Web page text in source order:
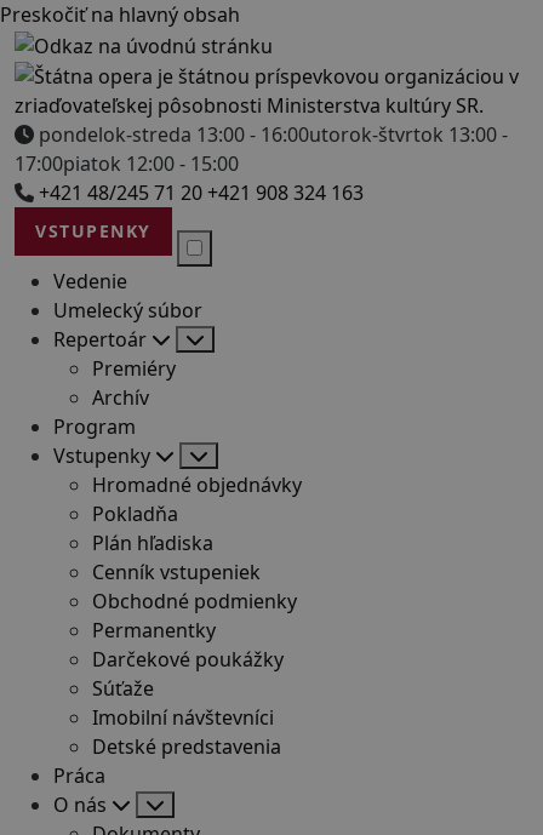
Preskočiť na hlavný obsah
pondelok-streda 13:00 - 16:00utorok-štvrtok 13:00 -
17:00piatok 12:00 - 15:00
+421 48/245 71 20+421 908 324 163
VSTUPENKY
Vedenie
Umelecký súbor
Repertoár
Premiéry
Archív
Program
Vstupenky
Hromadné objednávky
Pokladňa
Plán hľadiska
Cenník vstupeniek
Obchodné podmienky
Permanentky
Darčekové poukážky
Súťaže
Imobilní návštevníci
Detské predstavenia
Práca
O nás